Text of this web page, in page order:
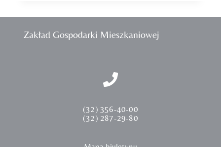
Zakład Gospodarki Mieszkaniowej
(32) 356-40-00
(32) 287-29-80